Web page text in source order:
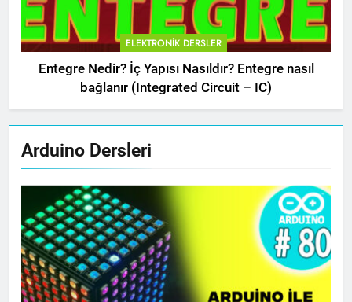
ELEKTRONIK DERSLER
Entegre Nedir? İç Yapısı Nasıldır? Entegre nasıl
bağlanır (Integrated Circuit – IC)
Arduino Dersleri